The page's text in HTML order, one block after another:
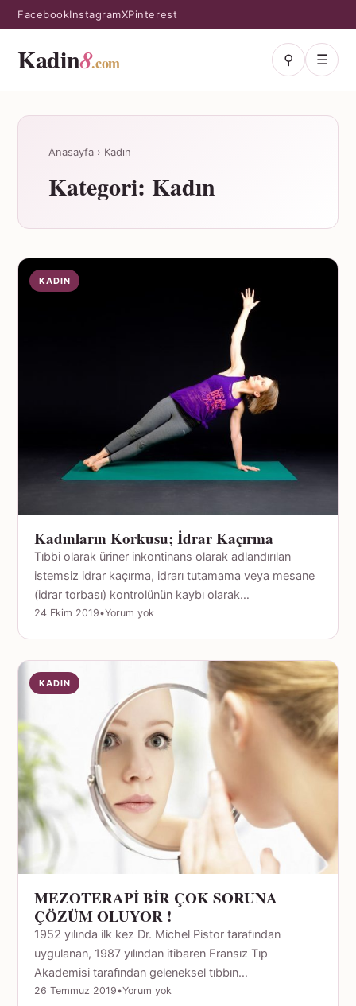
FacebookInstagramXPinterest
Kadin8.com ⚲ ☰
Anasayfa › Kadın
Kategori: Kadın
KADIN
Kadınların Korkusu; İdrar Kaçırma
Tıbbi olarak üriner inkontinans olarak adlandırılan
istemsiz idrar kaçırma, idrarı tutamama veya mesane
(idrar torbası) kontrolünün kaybı olarak…
24 Ekim 2019•Yorum yok
KADIN
MEZOTERAPİ BİR ÇOK SORUNA
ÇÖZÜM OLUYOR !
1952 yılında ilk kez Dr. Michel Pistor tarafından
uygulanan, 1987 yılından itibaren Fransız Tıp
Akademisi tarafından geleneksel tıbbın…
26 Temmuz 2019•Yorum yok